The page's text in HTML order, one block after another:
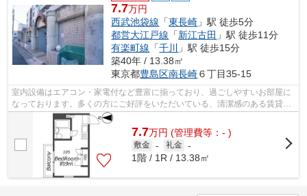
7.7万円
西武池袋線 「東長崎 」駅 徒歩5分
都営大江戸線 「新江古田 」駅 徒歩11分
有楽町線 「千川
」駅 徒歩15分
築40年 / 13.38㎡
東京都豊島区南長崎６丁目35-15
室内設備はエアコン・家電付など豊富に揃っており、過ごしやすいお部屋に
なっております。多くの方にご好評をいただいている、清潔感のある賃貸物
件です。実際に部屋を確認して納得の...
7.7万円 (管理費等：- )
敷金 - 礼金 -
1階 / 1R / 13.38㎡